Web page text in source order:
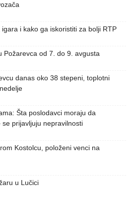
i kako ga iskoristiti za bolji RTP
Požarevca od 7. do 9. avgusta
danas oko 38 stepeni, toplotni
Šta poslodavci moraju da
prijavljuju nepravilnosti
Kostolcu, položeni venci na
u Lučici